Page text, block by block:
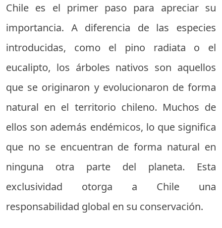
Chile es el primer paso para apreciar su
importancia. A diferencia de las especies
introducidas, como el pino radiata o el
eucalipto, los árboles nativos son aquellos
que se originaron y evolucionaron de forma
natural en el territorio chileno. Muchos de
ellos son además endémicos, lo que significa
que no se encuentran de forma natural en
ninguna otra parte del planeta. Esta
exclusividad otorga a Chile una
responsabilidad global en su conservación.